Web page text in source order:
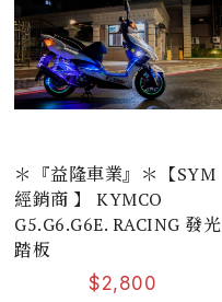
＊『益隆車業』＊【SYM
經銷商 】 KYMCO
G5.G6.G6E. RACING 發光
踏板
$2,800